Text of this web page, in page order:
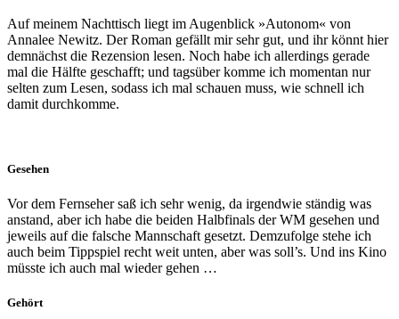
Auf meinem Nachttisch liegt im Augenblick »Autonom« von
Annalee Newitz. Der Roman gefällt mir sehr gut, und ihr könnt hier
demnächst die Rezension lesen. Noch habe ich allerdings gerade
mal die Hälfte geschafft; und tagsüber komme ich momentan nur
selten zum Lesen, sodass ich mal schauen muss, wie schnell ich
damit durchkomme.
Gesehen
Vor dem Fernseher saß ich sehr wenig, da irgendwie ständig was
anstand, aber ich habe die beiden Halbfinals der WM gesehen und
jeweils auf die falsche Mannschaft gesetzt. Demzufolge stehe ich
auch beim Tippspiel recht weit unten, aber was soll’s. Und ins Kino
müsste ich auch mal wieder gehen …
Gehört